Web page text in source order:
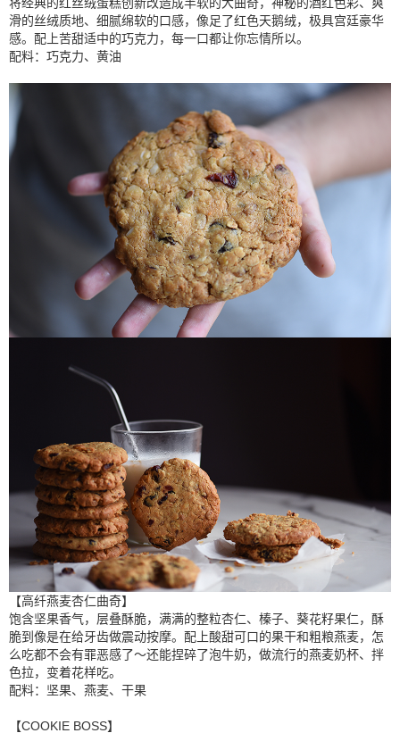
滑的丝绒质地、细腻绵软的口感，像足了红色天鹅绒，极具宫廷豪华
感。配上苦甜适中的巧克力，每一口都让你忘情所以。
配料：巧克力、黄油
【高纤燕麦杏仁曲奇】
饱含坚果香气，层叠酥脆，满满的整粒杏仁、榛子、葵花籽果仁，酥
脆到像是在给牙齿做震动按摩。配上酸甜可口的果干和粗粮燕麦，怎
么吃都不会有罪恶感了～还能捏碎了泡牛奶，做流行的燕麦奶杯、拌
色拉，变着花样吃。
配料：坚果、燕麦、干果
【COOKIE BOSS】